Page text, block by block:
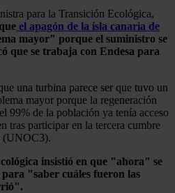
para la Transición Ecológica,
el apagón de la isla canaria de
mayor" porque el suministro se
que se trabaja con Endesa para
una turbina parece ser que tuvo un
mayor porque la regeneración
99% de la población ya tenía acceso
tras participar en la tercera cumbre
(UNOC3).
insistió en que "ahora" se
"saber cuáles fueron las